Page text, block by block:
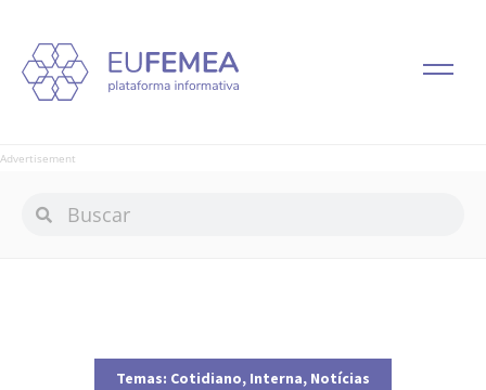
Advertisement
Temas: Cotidiano, Interna, Notícias